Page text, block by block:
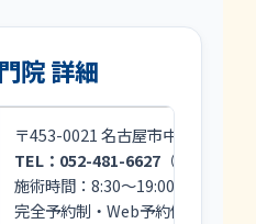
院 詳細
〒453-0021 名古屋市中村区松原
TEL：052-481-6627 （窓口：
施術時間：8:30～19:00 / 定休日
完全予約制・Web予約優先型